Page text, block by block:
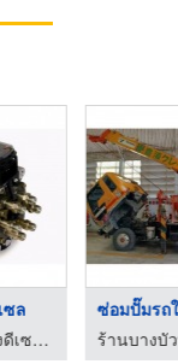
ศูนย์บริการเช็คปั๊มห ...
ร้านบางบัวทองดีเซล เช็คปั๊ม-หัวฉีดดีเซล คอมมอนเรล ซ่อมแอร์รถยนต์